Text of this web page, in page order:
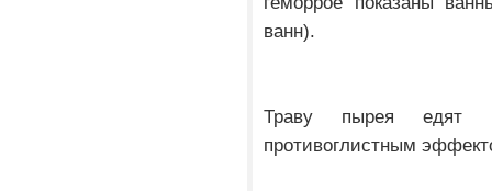
ванн).
Траву пырея едят
противоглистным